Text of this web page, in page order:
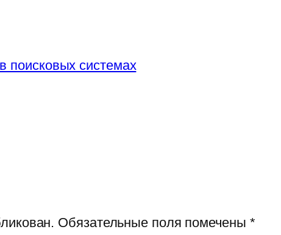
поисковых системах
Обязательные поля помечены *